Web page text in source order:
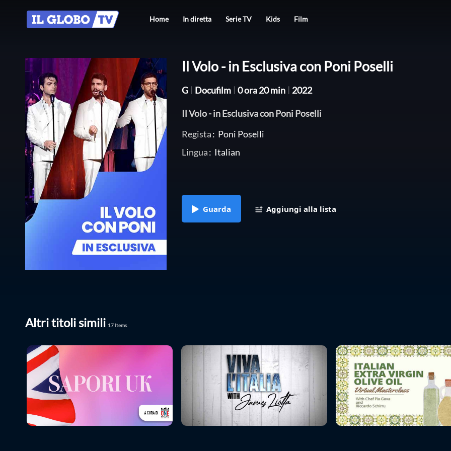
Home In diretta Serie TV Kids Film
Il Volo - in Esclusiva con Poni Poselli
G | Docufilm | 0 ora 20 min | 2022
Il Volo - in Esclusiva con Poni Poselli
Regista: Poni Poselli
Lingua: Italian
Guarda Aggiungi alla lista
Altri titoli simili 17 Items